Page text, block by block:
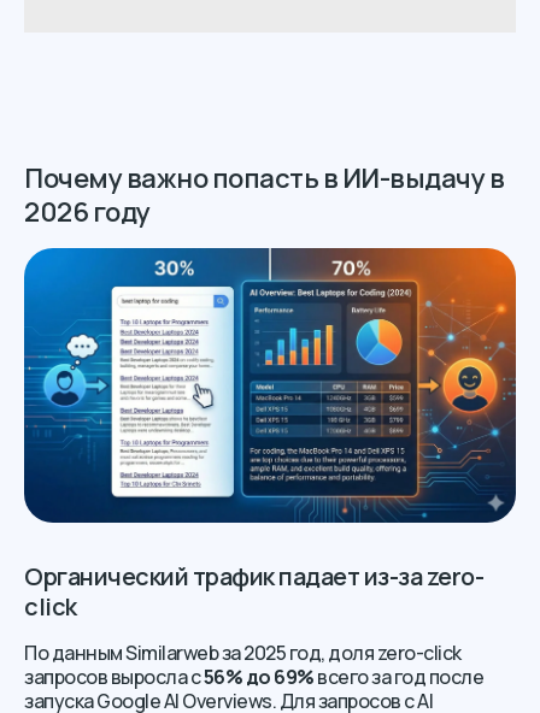
Почему важно попасть в ИИ-выдачу в
2026 году
Органический трафик падает из-за zero-
click
По данным Similarweb за 2025 год, доля zero-click
запросов выросла с56% до 69%всего за год после
запуска Google AI Overviews. Для запросов с AI